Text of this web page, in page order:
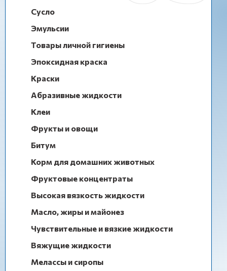
Сусло
Эмульсии
Товары личной гигиены
Эпоксидная краска
Краски
Абразивные жидкости
Клеи
Фрукты и овощи
Битум
Корм для домашних животных
Фруктовые концентраты
Высокая вязкость жидкости
Масло, жиры и майонез
Чувствительные и вязкие жидкости
Вяжущие жидкости
Мелассы и сиропы